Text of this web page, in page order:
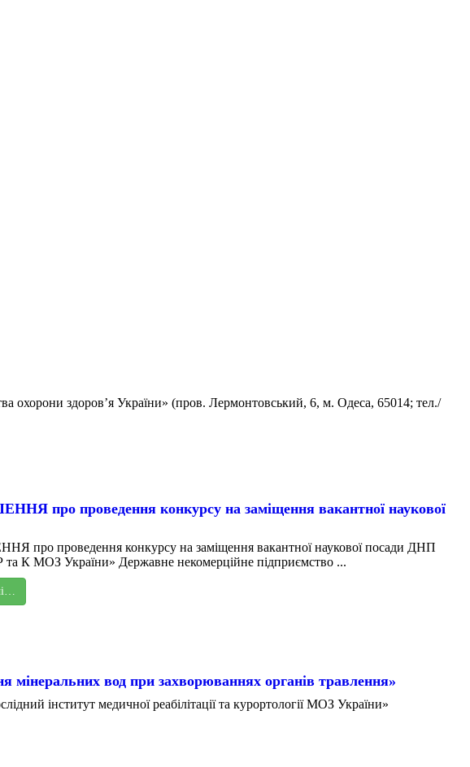
охорони здоров’я України» (пров. Лермонтовський, 6, м. Одеса, 65014; тел./
про проведення конкурсу на заміщення вакантної наукової
про проведення конкурсу на заміщення вакантної наукової посади ДНП
К МОЗ України» Державне некомерційне підприємство ...
вод при захворюваннях органів травлення»
інститут медичної реабілітації та курортології МОЗ України»